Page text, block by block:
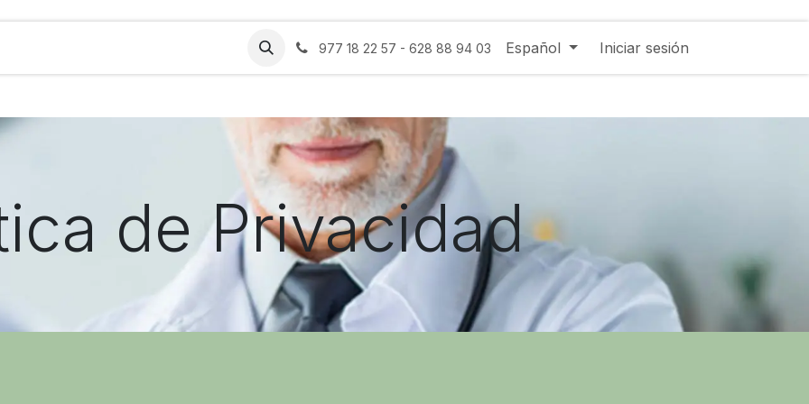
Contacto977 18 22 57 - 628 88 94 03 Español Iniciar sesión
de Privacidad